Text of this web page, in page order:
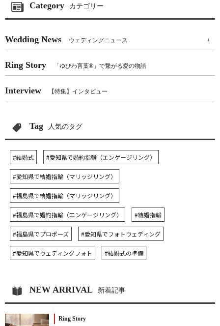
Category カテゴリー
Wedding News ウェディングニュース +
Ring Story 「ゆびわ言葉®」で繋がる愛の物語
Interview 【特集】インタビュー
Tag 人気のタグ
#結婚式 #愛知県で婚約指輪（エンゲージリング）
#愛知県で結婚指輪（マリッジリング）
#福島県で結婚指輪（マリッジリング）
#福島県で婚約指輪（エンゲージリング） #結婚指輪
#福島県でプロポーズ #愛知県でフォトウェディング
#愛知県でウェディングフォト #結婚式の準備
NEW ARRIVAL 新着記事
Ring Story